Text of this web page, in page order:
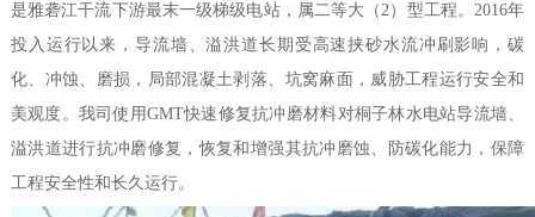
是雅砻江干流下游最末一级梯级电站，属二等大（2）型工程。2016年
投入运行以来，导流墙、溢洪道长期受高速挟砂水流冲刷影响，碳
化、冲蚀、磨损，局部混凝土剥落、坑窝麻面，威胁工程运行安全和
美观度。我司使用GMT快速修复抗冲磨材料对桐子林水电站导流墙、
溢洪道进行抗冲磨修复，恢复和增强其抗冲磨蚀、防碳化能力，保障
工程安全性和长久运行。